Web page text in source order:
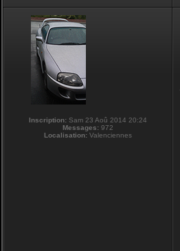
Inscription: Sam 23 Aoû 2014 20:24
Messages: 972
Localisation: Valenciennes